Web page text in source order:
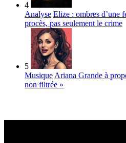
4
Analyse Elize : ombres d’une
procès, pas seulement le crime
5
Musique Ariana Grande à
non filtrée »